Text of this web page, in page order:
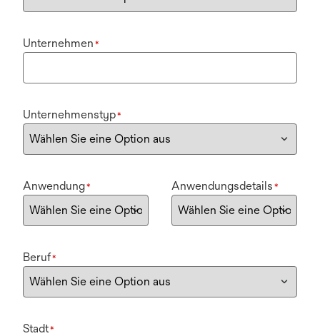
Unternehmen *
Unternehmenstyp*
Anwendung* Anwendungsdetails *
Beruf*
Stadt*